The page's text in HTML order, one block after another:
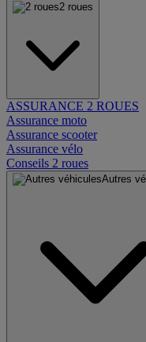
2 roues
ASSURANCE 2 ROUES
Assurance moto
Assurance scooter
Assurance vélo
Conseils 2 roues
Autres